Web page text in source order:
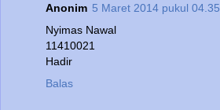
Anonim 5 Maret 2014 pukul 04.35
Nyimas Nawal
11410021
Hadir
Balas